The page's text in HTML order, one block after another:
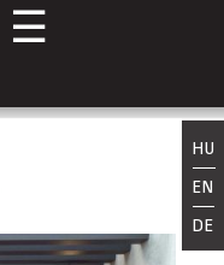
☰
HU
EN
DE